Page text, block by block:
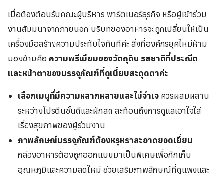
เมื่อต้องต้อนรับคณะผู้บริหาร พาร์ตเนอร์ธุรกิจ หรือผู้เข้าร่วม
งานสัมมนาจากภายนอก บริบทของอาหารจะถูกเปลี่ยนให้เป็น
เครื่องมือสร้างความประทับใจทันทีค่ะ สิ่งที่องค์กรยุคใหม่ห้าม
มองข้ามคือ ความพรีเมียมของวัตถุดิบ รสชาติที่ประณีต
และหน้าตาของบรรจุภัณฑ์ที่ดูเนี้ยบสะดุดตาค่ะ
เลือกเมนูที่มีความหลากหลายและไม่จำเจ ควรผสมผสาน
ระหว่างโปรตีนชั้นดีและผักสด สะท้อนถึงการดูแลเอาใจใส่
เรื่องสุขภาพของผู้ร่วมงาน
ภาพลักษณ์บรรจุภัณฑ์ต้องหรูหราสะอาดยอดเยี่ยม
กล่องอาหารต้องถูกออกแบบมาเป็นพิเศษเพื่อกักเก็บ
อุณหภูมิและความสดใหม่ ช่วยเสริมภาพลักษณ์ที่ดูแพงและ